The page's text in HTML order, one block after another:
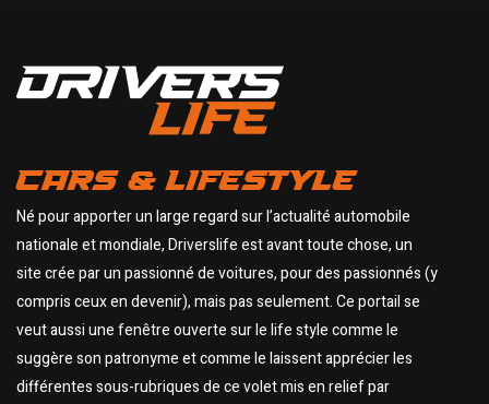
CARS & LIFESTYLE
Né pour apporter un large regard sur l’actualité automobile
nationale et mondiale, Driverslife est avant toute chose, un
site crée par un passionné de voitures, pour des passionnés (y
compris ceux en devenir), mais pas seulement. Ce portail se
veut aussi une fenêtre ouverte sur le life style comme le
suggère son patronyme et comme le laissent apprécier les
différentes sous-rubriques de ce volet mis en relief par